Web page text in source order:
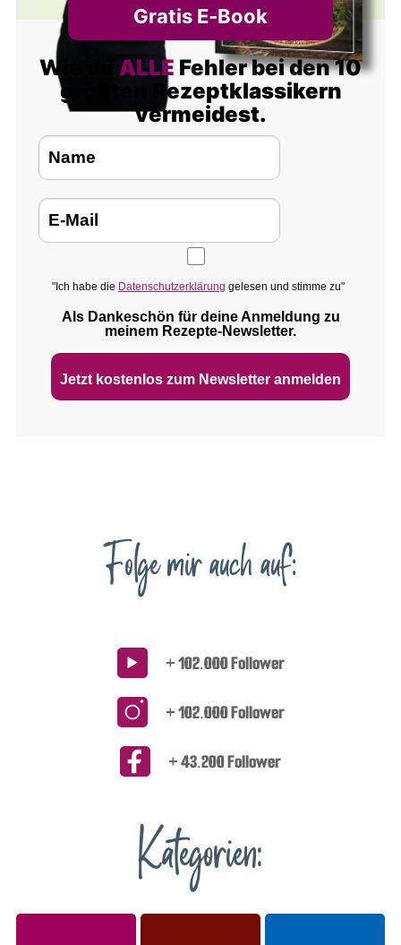
Gratis E‑Book
Wie du ALLE Fehler bei den 10
größten Rezeptklassikern
vermeidest.
"Ich habe die Datenschutzerklärung gelesen und stimme zu"
Als Dankeschön für deine Anmeldung zu
meinem Rezepte‑Newsletter.
Jetzt kostenlos zum Newsletter anmelden
Folge mir auch auf:
+ 102.000 Follower
+ 102.000 Follower
+ 43.200 Follower
Kategorien: